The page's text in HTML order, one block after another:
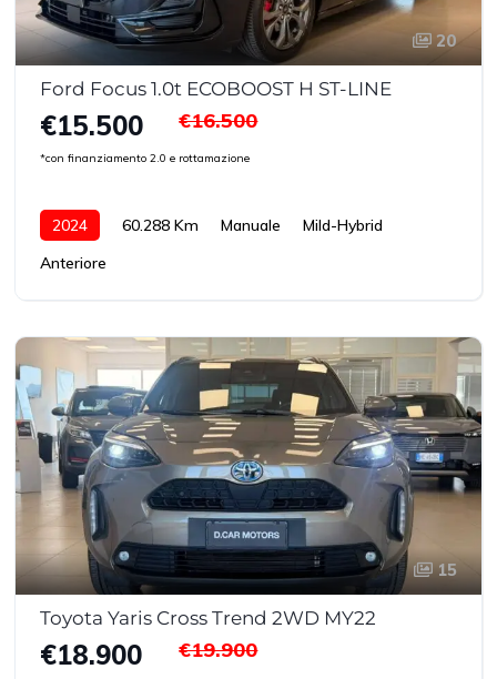
20
Ford Focus 1.0t ECOBOOST H ST-LINE
€15.500
*con finanziamento 2.0 e rottamazione
€16.500
2024 60.288 Km Manuale
Mild-Hybrid
Anteriore
15
Toyota Yaris Cross Trend 2WD MY22
€18.900 €19.900